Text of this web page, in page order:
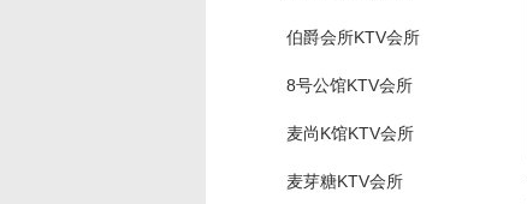
伯爵会所KTV会所
8号公馆KTV会所
麦尚K馆KTV会所
麦芽糖KTV会所